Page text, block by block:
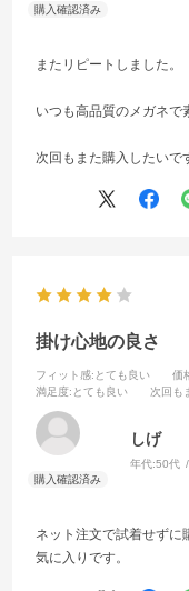
またリピートしました。
いつも高品質のメガネで
次回もまた購入したいで
掛け心地の良さ
フィット感:とても良い 価
満足度:とても良い 次回も
しげ
年代:50代
ネット注文で試着せずに
気に入りです。